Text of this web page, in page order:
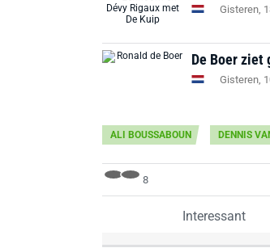
Gisteren,
De Boer ziet
Gisteren,
ALI BOUSSABOUN DENNIS
8
Interessant